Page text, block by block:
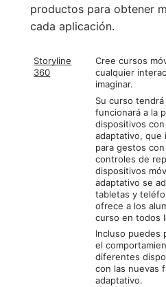
productos para obtener
cada aplicación.
Storyline
360
Cree cursos
cualquier
imaginar.
Su curso
funcionará a la
dispositivos
adaptativo, que
para gestos
controles de
dispositivos
adaptativo se
tabletas y
ofrece a los
curso en todos
Incluso puedes
el
diferentes
con las nuevas
adaptativo.